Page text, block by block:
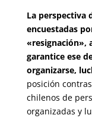
La perspectiva
encuestadas
«resignación»,
garantice ese
organizarse,
posición
chilenos de
organizadas y